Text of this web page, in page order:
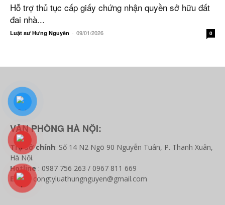
Hỗ trợ thủ tục cấp giấy chứng nhận quyền sở hữu đất
đai nhà...
Luật sư Hưng Nguyên - 09/01/2026 0
VĂN PHÒNG HÀ NỘI:
Trụ sở chính: Số 14 N2 Ngõ 90 Nguyễn Tuân, P. Thanh Xuân,
Hà Nội.
Hotline : 0987 756 263 / 0967 811 669
Email
: congtyluathungnguyen@gmail.com